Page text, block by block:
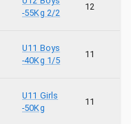
-55Kg 2/2
12
U11 Boys
-40Kg 1/5
11
U11 Girls
-50Kg
11